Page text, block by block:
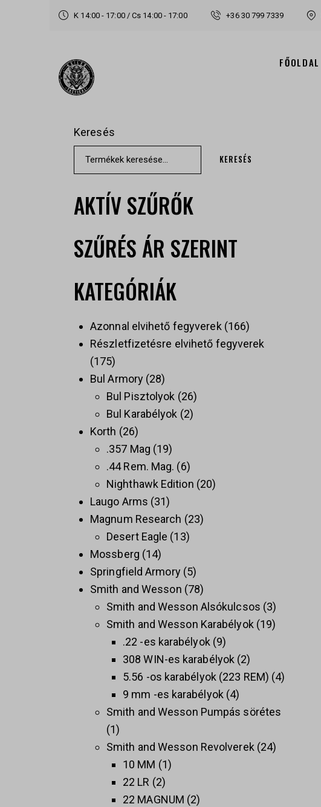
K 14:00 - 17:00 / Cs 14:00 - 17:00 +36 30 799 7339
FŐOLDAL
Keresés
KERESÉS
AKTÍV SZŰRŐK
SZŰRÉS ÁR SZERINT
KATEGÓRIÁK
Azonnal elvihető fegyverek 166
Részletfizetésre elvihető fegyverek
175
Bul Armory 28
Bul Pisztolyok 26
Bul Karabélyok 2
Korth 26
.357 Mag 19
.44 Rem. Mag.
6
Nighthawk Edition 20
Laugo Arms 31
Magnum Research 23
Desert Eagle 13
Mossberg 14
Springfield Armory 5
Smith and Wesson 78
Smith and Wesson Alsókulcsos 3
Smith and Wesson Karabélyok 19
.22 -es karabélyok 9
308 WIN-es karabélyok 2
5.56 -os karabélyok (223 REM) 4
9 mm -es karabélyok 4
Smith and Wesson Pumpás sörétes
1
Smith and Wesson Revolverek 24
10 MM 1
22 LR 2
22 MAGNUM 2